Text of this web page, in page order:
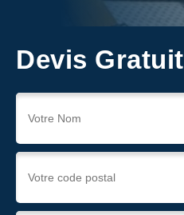
Devis Gratuit